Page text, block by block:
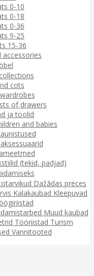
0-10
0-18
0-36
9-25
15-36
accessories
cots
of drawers
ja toolid
and babies
(tekid, padjad)
Dažādas preces
Kalakaubad Kleepuvad
Muud kaubad
Tööriistad Turism
Vannitooted